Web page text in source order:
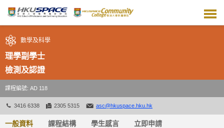
主
內
容
數學及科學
理學副學士
檢測及認證
課程編號: AD 118
3416 6338 2305 5315 asc@hkuspace.hku.hk
一般資料 課程結構 學生感言 立即申請